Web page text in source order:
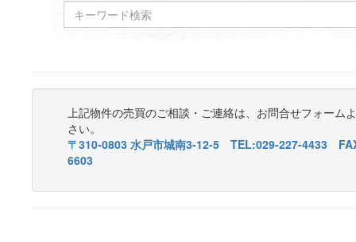
上記物件の売買のご相談・ご連絡は、お問合せフォーム
さい。
〒310-0803 水戸市城南3-12-5 TEL:029-227-4433
6603